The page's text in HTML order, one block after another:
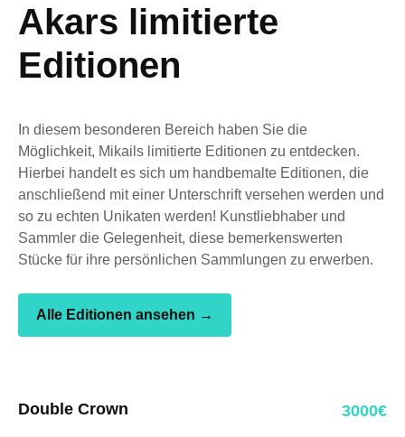
Akars limitierte
Editionen
In diesem besonderen Bereich haben Sie die
Möglichkeit, Mikails limitierte Editionen zu entdecken.
Hierbei handelt es sich um handbemalte Editionen, die
anschließend mit einer Unterschrift versehen werden und
so zu echten Unikaten werden! Kunstliebhaber und
Sammler die Gelegenheit, diese bemerkenswerten
Stücke für ihre persönlichen Sammlungen zu erwerben.
Alle Editionen ansehen →
Double Crown 3000€